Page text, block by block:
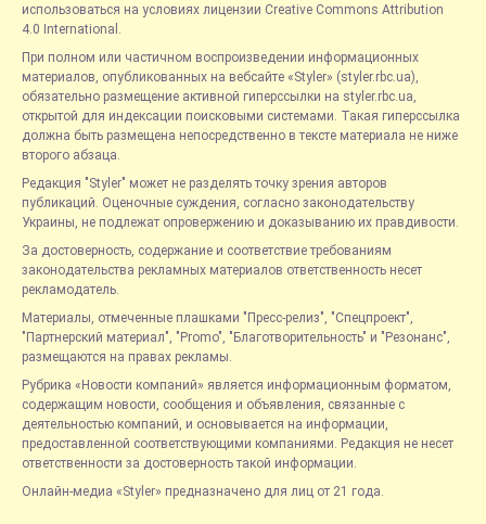
использоваться на условиях лицензии Creative Commons Attribution
4.0 International.
При полном или частичном воспроизведении информационных
материалов, опубликованных на вебсайте «Styler» (styler.rbc.ua),
обязательно размещение активной гиперссылки на styler.rbc.ua,
открытой для индексации поисковыми системами. Такая гиперссылка
должна быть размещена непосредственно в тексте материала не ниже
второго абзаца.
Редакция "Styler" может не разделять точку зрения авторов
публикаций. Оценочные суждения, согласно законодательству
Украины, не подлежат опровержению и доказыванию их правдивости.
За достоверность, содержание и соответствие требованиям
законодательства рекламных материалов ответственность несет
рекламодатель.
Материалы, отмеченные плашками "Пресс-релиз", "Спецпроект",
"Партнерский материал", "Promo", "Благотворительность" и "Резонанс",
размещаются на правах рекламы.
Рубрика «Новости компаний» является информационным форматом,
содержащим новости, сообщения и объявления, связанные с
деятельностью компаний, и основывается на информации,
предоставленной соответствующими компаниями. Редакция не несет
ответственности за достоверность такой информации.
Онлайн-медиа «Styler» предназначено для лиц от 21 года.